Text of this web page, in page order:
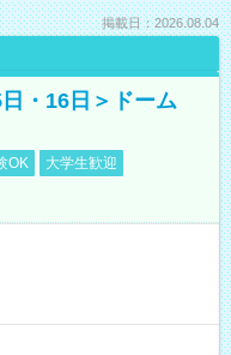
掲載日：2026.08.04
・16日＞ドーム
OK
大学生歓迎